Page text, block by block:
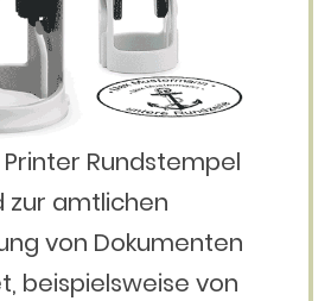
Rundstempel
zur amtlichen
von Dokumenten
beispielsweise von